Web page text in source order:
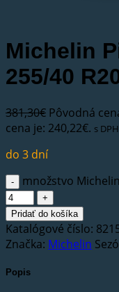
Michelin
255/40
381,30€ Pôvodná
cena je: 240,22€. s DPH
do 3 dní
množstvo
Pridať do košíka
Katalógové číslo:
Značka: Michelin
Popis